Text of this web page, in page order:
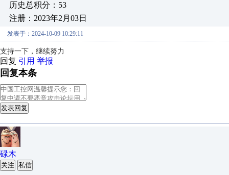
历史总积分：53
注册：2023年2月03日
发表于：2024-10-09 10:29:11
支持一下，继续努力
回复 引用 举报
回复本条
发表回复
碌木
关注 私信